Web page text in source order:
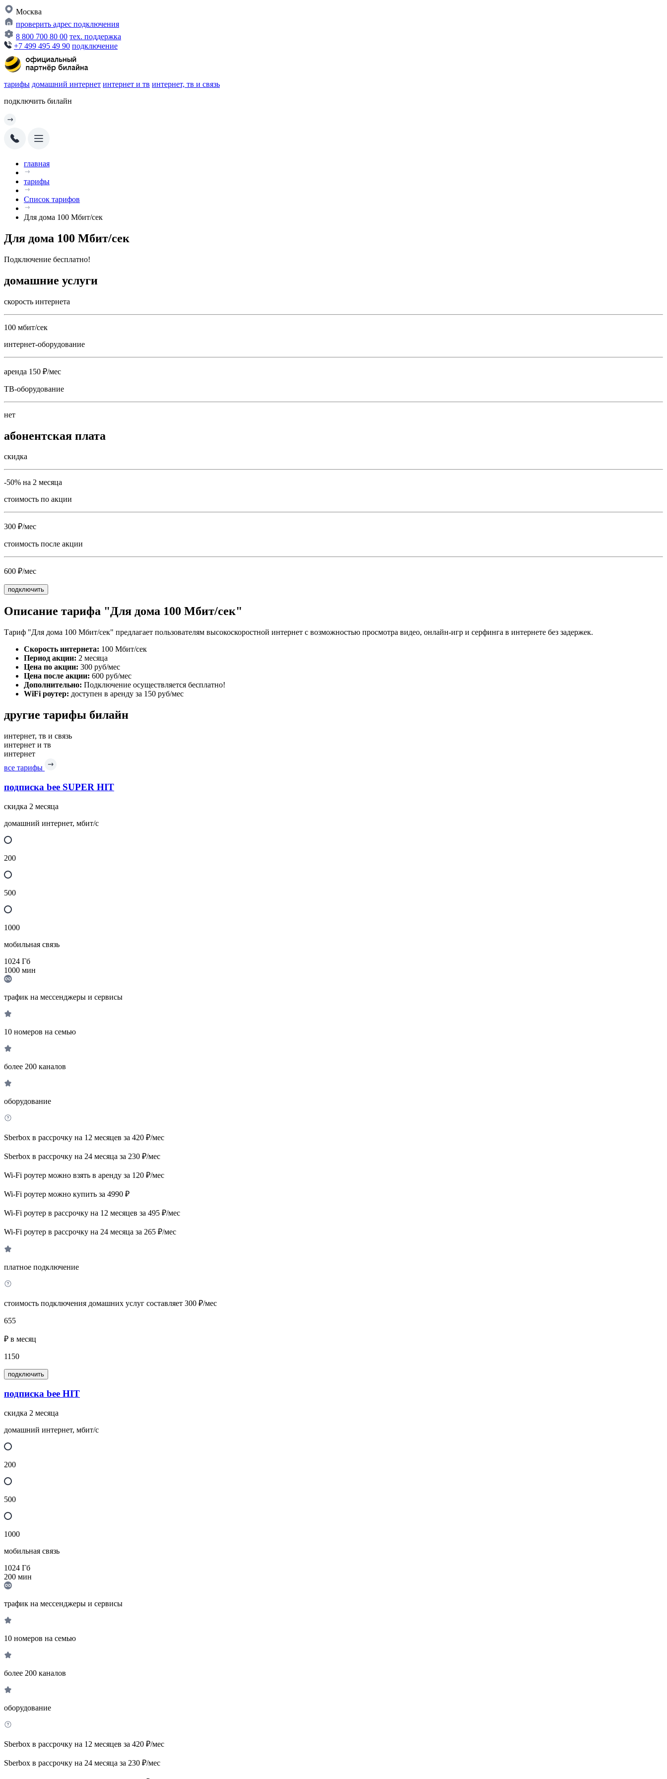
Москва
проверить адрес подключения
8 800 700 80 00 тех. поддержка
+7 499 495 49 90 подключение
тарифы домашний интернет интернет и тв интернет, тв и связь
подключить билайн
главная
тарифы
Список тарифов
Для дома 100 Мбит/сек
Для дома 100 Мбит/сек
Подключение бесплатно!
домашние услуги
скорость интернета
100 мбит/сек
интернет-оборудование
аренда 150 ₽/мес
ТВ-оборудование
нет
абонентская плата
скидка
-50% на 2 месяца
стоимость по акции
300 ₽/мес
стоимость после акции
600 ₽/мес
подключить
Описание тарифа "Для дома 100 Мбит/сек"
Тариф "Для дома 100 Мбит/сек" предлагает пользователям высокоскоростной интернет с возможностью просмотра видео, онлайн-игр и серфинга в интернете без задержек.
Скорость интернета: 100 Мбит/сек
Период акции: 2 месяца
Цена по акции: 300 руб/мес
Цена после акции: 600 руб/мес
Дополнительно: Подключение осуществляется бесплатно!
WiFi роутер: доступен в аренду за 150 руб/мес
другие тарифы билайн
интернет, тв и связь
интернет и тв
интернет
все тарифы
подписка bee SUPER HIT
скидка 2 месяца
домашний интернет, мбит/с
200
500
1000
мобильная связь
1024 Гб
1000 мин
трафик на мессенджеры и сервисы
10 номеров на семью
более 200 каналов
оборудование
Sberbox в рассрочку на 12 месяцев за 420 ₽/мес
Sberbox в рассрочку на 24 месяца за 230 ₽/мес
Wi-Fi роутер можно взять в аренду за 120 ₽/мес
Wi-Fi роутер можно купить за 4990 ₽
Wi-Fi роутер в рассрочку на 12 месяцев за 495 ₽/мес
Wi-Fi роутер в рассрочку на 24 месяца за 265 ₽/мес
платное подключение
стоимость подключения домашних услуг составляет 300 ₽/мес
655
₽ в месяц
1150
подключить
подписка bee HIT
скидка 2 месяца
домашний интернет, мбит/с
200
500
1000
мобильная связь
1024 Гб
200 мин
трафик на мессенджеры и сервисы
10 номеров на семью
более 200 каналов
оборудование
Sberbox в рассрочку на 12 месяцев за 420 ₽/мес
Sberbox в рассрочку на 24 месяца за 230 ₽/мес